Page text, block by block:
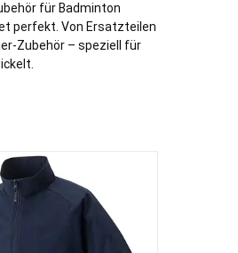
für Badminton
perfekt. Von Ersatzteilen
Zubehör – speziell für